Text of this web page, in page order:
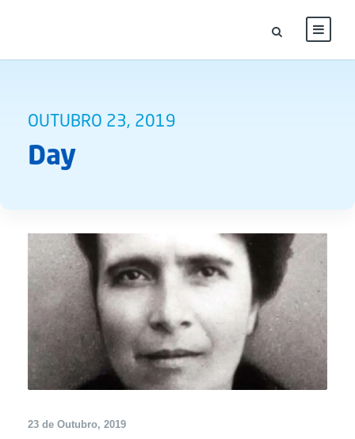
OUTUBRO 23, 2019
Day
23 de Outubro, 2019